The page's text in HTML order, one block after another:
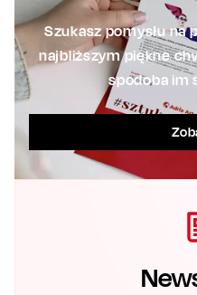
Szukasz pomysłu na
najbliższym piękne
spodoba im